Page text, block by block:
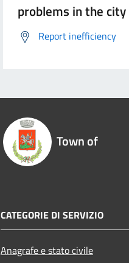
problems in the city
Report inefficiency
Town of
CATEGORIE DI SERVIZIO
Anagrafe e stato civile